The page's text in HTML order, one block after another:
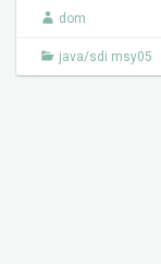
dom
java/sdi msy05